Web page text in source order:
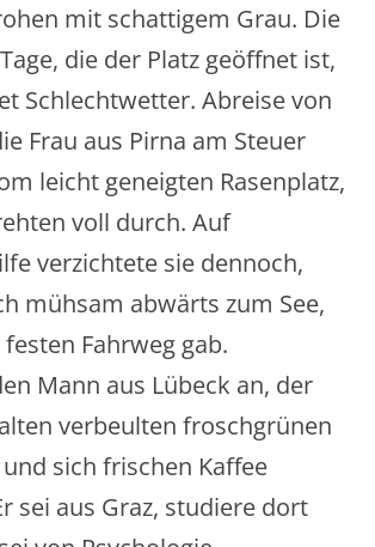
mit schattigem Grau. Die
die der Platz geöffnet ist,
Schlechtwetter. Abreise von
Frau aus Pirna am Steuer
leicht geneigten Rasenplatz,
voll durch. Auf
verzichtete sie dennoch,
mühsam abwärts zum See,
Fahrweg gab.
Mann aus Lübeck an, der
verbeulten froschgrünen
und sich frischen Kaffee
sei aus Graz, studiere dort